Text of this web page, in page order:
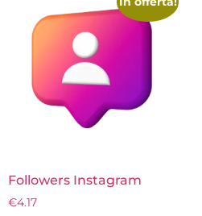
Followers Instagram
€4.17